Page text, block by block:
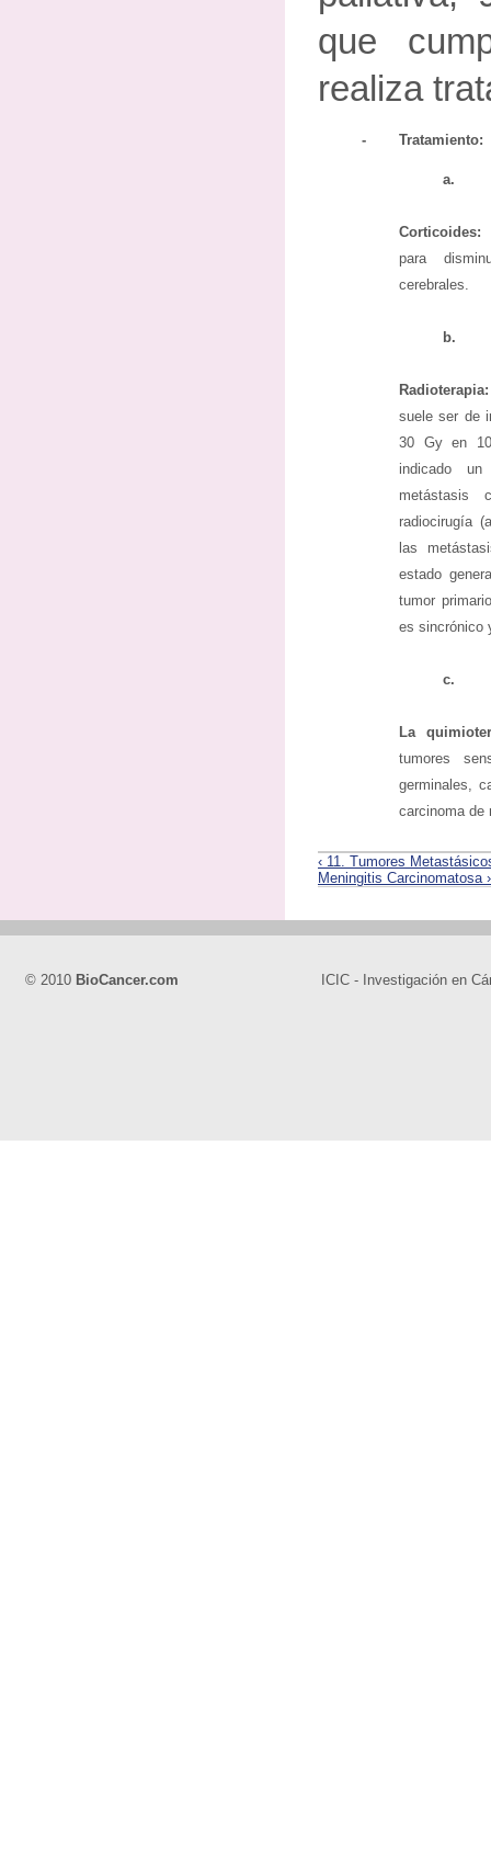
que
realiza
- Tratamiento:
a.
Corticoides:
para
cerebrales.
b.
suele ser de
30 Gy en
indicado
metástasis
radiocirugía
las
estado
tumor
es sincrónico
c.
La
tumores
germinales,
carcinoma de
‹ 11. Tumores
Meningitis Carcinomatosa ›
© 2010 BioCancer.com ICIC - Investigación en